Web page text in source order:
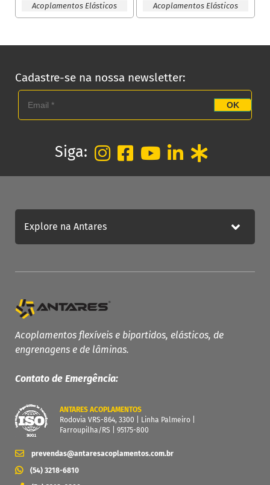
Acoplamentos Elásticos Acoplamentos Elásticos
Cadastre-se na nossa newsletter:
OK
Siga:
Acoplamentos flexíveis e bipartidos, elásticos, de
engrenagens e de lâminas.
Contato de Emergência:
ANTARES ACOPLAMENTOS
Rodovia VRS-864, 3300 | Linha Palmeiro |
Farroupilha/RS | 95175-800
prevendas@antaresacoplamentos.com.br
(54) 3218-6810
Explore na Antares
PRODUTOS ANTARES
Linha Completa
Acoplamentos Flexíveis
Acoplamentos Elásticos
Acoplamento de Lâminas
Contra Recuos
MAIS
Garantia
Catálogo
Dimensione seu acoplamento